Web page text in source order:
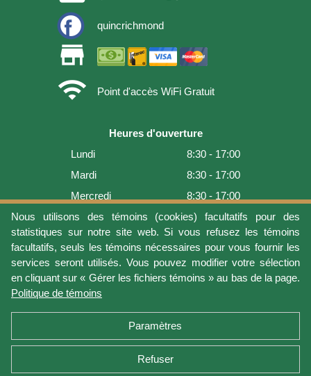
Nous utilisons des témoins (cookies) facultatifs pour des
statistiques sur notre site web. Si vous refusez les témoins
facultatifs, seuls les témoins nécessaires pour vous fournir les
services seront utilisés. Vous pouvez modifier votre sélection
en cliquant sur « Gérer les fichiers témoins » au bas de la page.
Politique de témoins
Paramètres
Refuser
quincrichmond
store
wifi
Point d'accès WiFi Gratuit
Heures d'ouverture
Lundi
8:30 - 17:00
Mardi
8:30 - 17:00
Mercredi
8:30 - 17:00
Jeudi
8:30 - 17:00
Vendredi
8:30 - 17:00
Samedi
9:00 - 16:00
Dimanche
Fermé